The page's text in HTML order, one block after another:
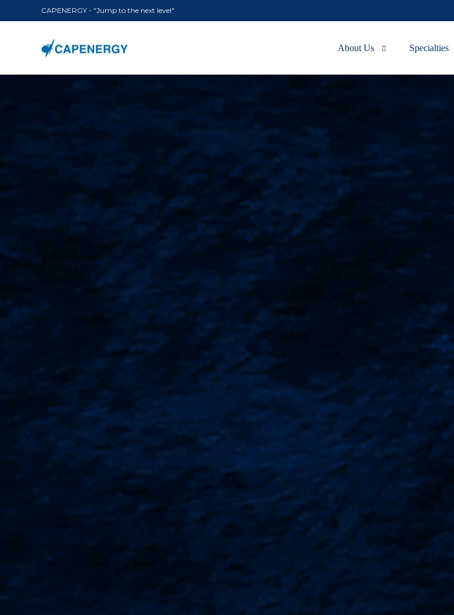
CAPENERGY - "Jump to the next level"
About Us Specialties
GARDEN II
OCTOPUS